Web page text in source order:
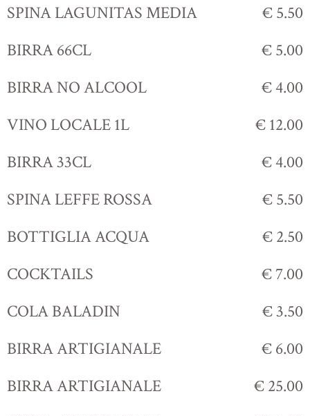
SPINA LAGUNITAS MEDIA
€ 5.50
BIRRA 66CL
€ 5.00
BIRRA NO ALCOOL
€ 4.00
VINO LOCALE 1L
€ 12.00
BIRRA 33CL
€ 4.00
SPINA LEFFE ROSSA
€ 5.50
BOTTIGLIA ACQUA
€ 2.50
COCKTAILS
€ 7.00
COLA BALADIN
€ 3.50
BIRRA ARTIGIANALE
€ 6.00
BIRRA ARTIGIANALE
€ 25.00